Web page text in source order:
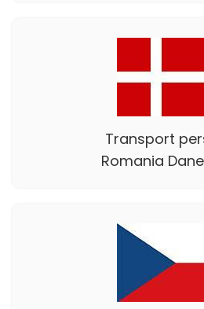
Transport
Romania